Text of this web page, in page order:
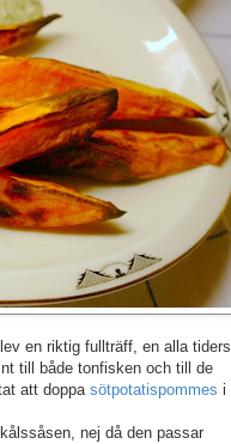
en riktig fullträff, en alla tiders
till både tonfisken och till de
att doppa sötpotatispommes i
nej då den passar